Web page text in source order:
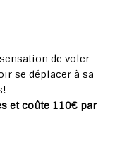
de voler
se déplacer à sa
et coûte 110€ par